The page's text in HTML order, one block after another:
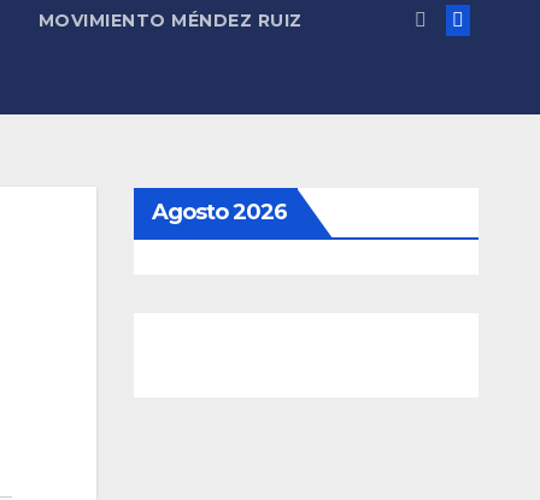
MOVIMIENTO MÉNDEZ RUIZ
Agosto 2026